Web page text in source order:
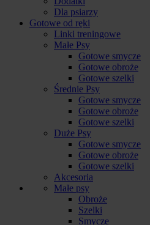
Dla psiarzy
Gotowe od ręki
Linki treningowe
Małe Psy
Gotowe smycze
Gotowe obroże
Gotowe szelki
Średnie Psy
Gotowe smycze
Gotowe obroże
Gotowe szelki
Duże Psy
Gotowe smycze
Gotowe obroże
Gotowe szelki
Akcesoria
Małe psy
Obroże
Szelki
Smycze